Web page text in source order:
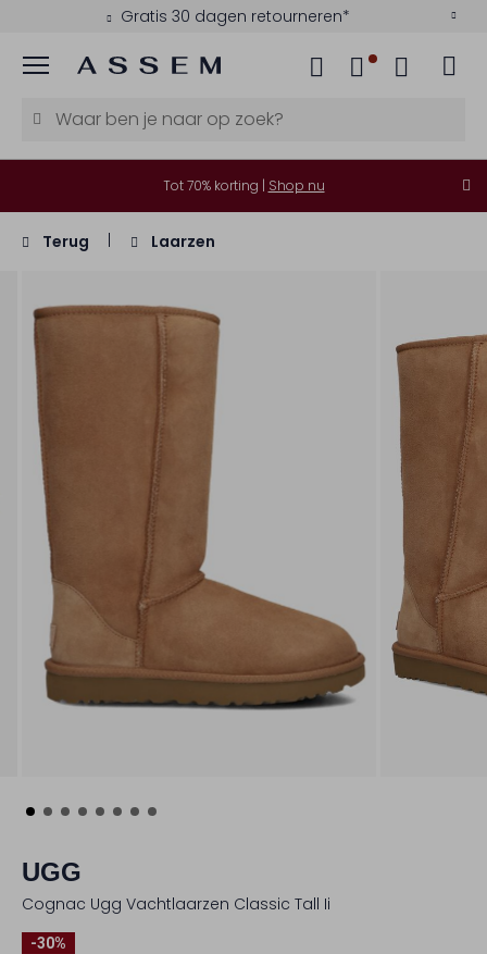
Gratis 30 dagen retourneren*
Menu
Tot 70% korting | Shop nu
Terug Laarzen
UGG
Cognac Ugg Vachtlaarzen Classic Tall Ii
-30%